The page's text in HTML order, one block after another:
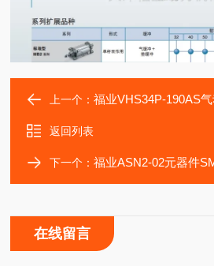
上一个：福业VHS34P-190AS气动阀
返回列表
下一个：福业ASN2-02元器件SMC
在线留言